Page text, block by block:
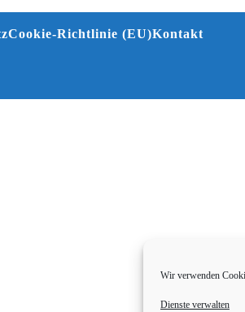
Wir verwenden
Dienste verwalten
Cookie-Richtlinie (EU)Kontakt